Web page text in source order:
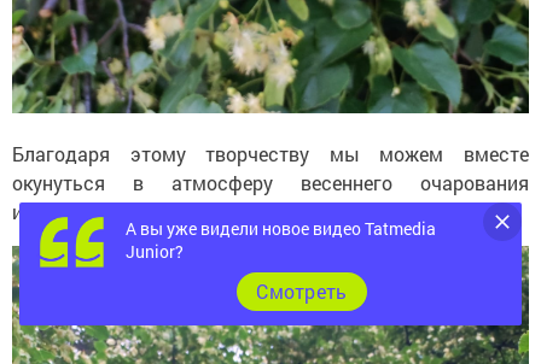
Благодаря этому творчеству мы можем вместе
окунуться в атмосферу весеннего очарования
и почувствовать трепет цветущей липы.
А вы уже видели новое видео Tatmedia
Junior?
Cмотреть